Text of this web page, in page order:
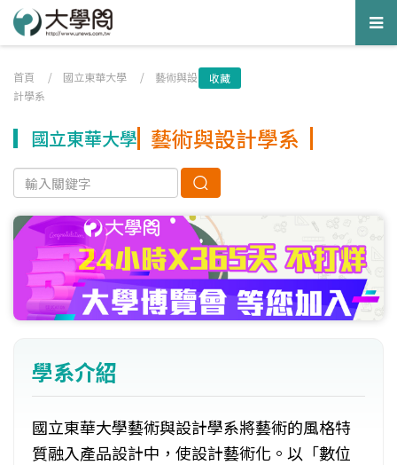
首頁 / 國立東華大學 / 藝術與設
計學系
收藏
國立東華大學 藝術與設計學系
學系介紹
國立東華大學藝術與設計學系將藝術的風格特
質融入產品設計中，使設計藝術化。以「數位